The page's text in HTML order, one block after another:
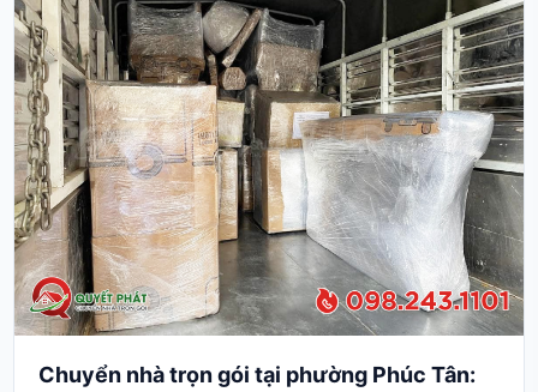
Chuyển nhà trọn gói tại phường Phúc Tân: